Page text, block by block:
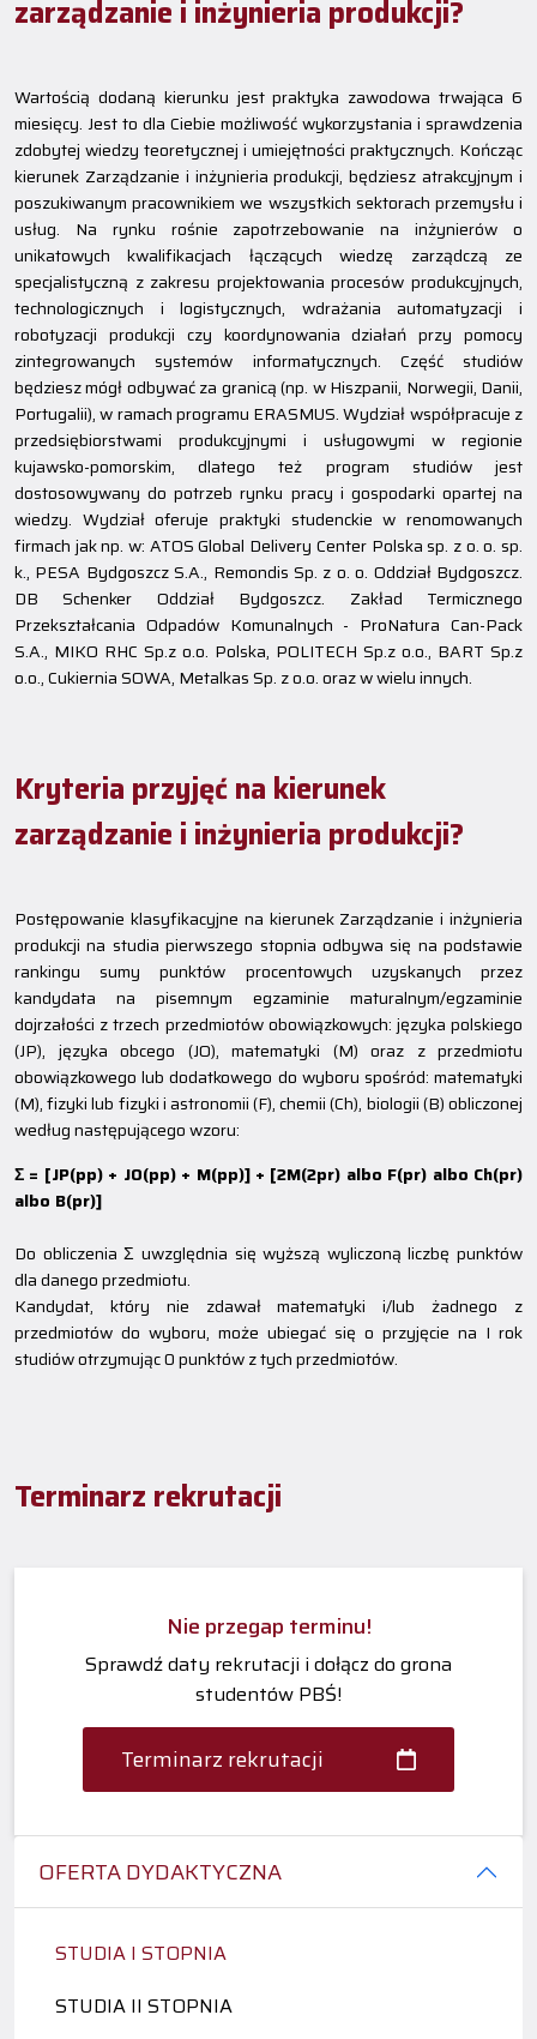
OFERTA DYDAKTYCZNA
STUDIA I STOPNIA
STUDIA II STOPNIA
zarządzanie i inżynieria produkcji?
Wartością dodaną kierunku jest praktyka zawodowa trwająca 6
miesięcy. Jest to dla Ciebie możliwość wykorzystania i sprawdzenia
zdobytej wiedzy teoretycznej i umiejętności praktycznych. Kończąc
kierunek Zarządzanie i inżynieria produkcji, będziesz atrakcyjnym i
poszukiwanym pracownikiem we wszystkich sektorach przemysłu i
usług. Na rynku rośnie zapotrzebowanie na inżynierów o
unikatowych kwalifikacjach łączących wiedzę zarządczą ze
specjalistyczną z zakresu projektowania procesów produkcyjnych,
technologicznych i logistycznych, wdrażania automatyzacji i
robotyzacji produkcji czy koordynowania działań przy pomocy
zintegrowanych systemów informatycznych. Część studiów
będziesz mógł odbywać za granicą (np. w Hiszpanii, Norwegii, Danii,
Portugalii), w ramach programu ERASMUS. Wydział współpracuje z
przedsiębiorstwami produkcyjnymi i usługowymi w regionie
kujawsko-pomorskim, dlatego też program studiów jest
dostosowywany do potrzeb rynku pracy i gospodarki opartej na
wiedzy. Wydział oferuje praktyki studenckie w renomowanych
firmach jak np. w: ATOS Global Delivery Center Polska sp. z o. o. sp.
k., PESA Bydgoszcz S.A., Remondis Sp. z o. o. Oddział Bydgoszcz.
DB Schenker Oddział Bydgoszcz. Zakład Termicznego
Przekształcania Odpadów Komunalnych - ProNatura Can-Pack
S.A., MIKO RHC Sp.z o.o. Polska, POLITECH Sp.z o.o., BART Sp.z
o.o., Cukiernia SOWA, Metalkas Sp. z o.o. oraz w wielu innych.
Kryteria przyjęć na kierunek
zarządzanie i inżynieria produkcji?
Postępowanie klasyfikacyjne na kierunek Zarządzanie i inżynieria
produkcji na studia pierwszego stopnia odbywa się na podstawie
rankingu sumy punktów procentowych uzyskanych przez
kandydata na pisemnym egzaminie maturalnym/egzaminie
dojrzałości z trzech przedmiotów obowiązkowych: języka polskiego
(JP), języka obcego (JO), matematyki (M) oraz z przedmiotu
obowiązkowego lub dodatkowego do wyboru spośród: matematyki
(M), fizyki lub fizyki i astronomii (F), chemii (Ch), biologii (B) obliczonej
według następującego wzoru:
Σ = [JP(pp) + JO(pp) + M(pp)] + [2M(2pr) albo F(pr) albo Ch(pr)
albo B(pr)]
Do obliczenia Σ uwzględnia się wyższą wyliczoną liczbę punktów
dla danego przedmiotu.
Kandydat, który nie zdawał matematyki i/lub żadnego z
przedmiotów do wyboru, może ubiegać się o przyjęcie na I rok
studiów otrzymując 0 punktów z tych przedmiotów.
Terminarz rekrutacji
Nie przegap terminu!
Sprawdź daty rekrutacji i dołącz do grona
studentów PBŚ!
Terminarz rekrutacji